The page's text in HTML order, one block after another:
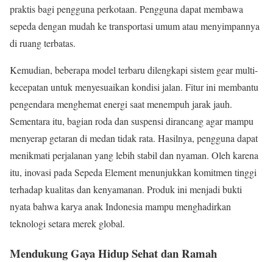
praktis bagi pengguna perkotaan. Pengguna dapat membawa
sepeda dengan mudah ke transportasi umum atau menyimpannya
di ruang terbatas.
Kemudian, beberapa model terbaru dilengkapi sistem gear multi-
kecepatan untuk menyesuaikan kondisi jalan. Fitur ini membantu
pengendara menghemat energi saat menempuh jarak jauh.
Sementara itu, bagian roda dan suspensi dirancang agar mampu
menyerap getaran di medan tidak rata. Hasilnya, pengguna dapat
menikmati perjalanan yang lebih stabil dan nyaman. Oleh karena
itu, inovasi pada Sepeda Element menunjukkan komitmen tinggi
terhadap kualitas dan kenyamanan. Produk ini menjadi bukti
nyata bahwa karya anak Indonesia mampu menghadirkan
teknologi setara merek global.
Mendukung Gaya Hidup Sehat dan Ramah